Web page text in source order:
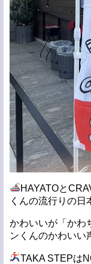
HAYATOと
くんの流行りの日
かわいいが「かわ
ンくんのかわいい
TAKA STEPは